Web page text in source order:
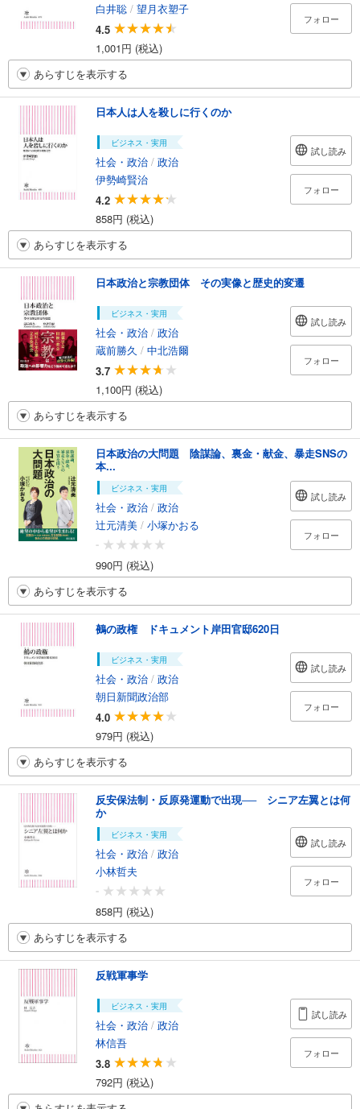
白井聡 / 望月衣塑子
4.5
1,001円 (税込)
フォロー
あらすじを表示する
日本人は人を殺しに行くのか
ビジネス・実用
社会・政治 / 政治
伊勢崎賢治
4.2
858円 (税込)
試し読み
フォロー
あらすじを表示する
日本政治と宗教団体 その実像と歴史的変遷
ビジネス・実用
社会・政治 / 政治
蔵前勝久 / 中北浩爾
3.7
1,100円 (税込)
試し読み
フォロー
あらすじを表示する
日本政治の大問題 陰謀論、裏金・献金、暴走SNSの
本...
ビジネス・実用
社会・政治 / 政治
辻元清美 / 小塚かおる
-
990円 (税込)
試し読み
フォロー
あらすじを表示する
鵺の政権 ドキュメント岸田官邸620日
ビジネス・実用
社会・政治 / 政治
朝日新聞政治部
4.0
979円 (税込)
試し読み
フォロー
あらすじを表示する
反安保法制・反原発運動で出現── シニア左翼とは何
か
ビジネス・実用
社会・政治 / 政治
小林哲夫
-
858円 (税込)
試し読み
フォロー
あらすじを表示する
反戦軍事学
ビジネス・実用
社会・政治 / 政治
林信吾
3.8
792円 (税込)
試し読み
フォロー